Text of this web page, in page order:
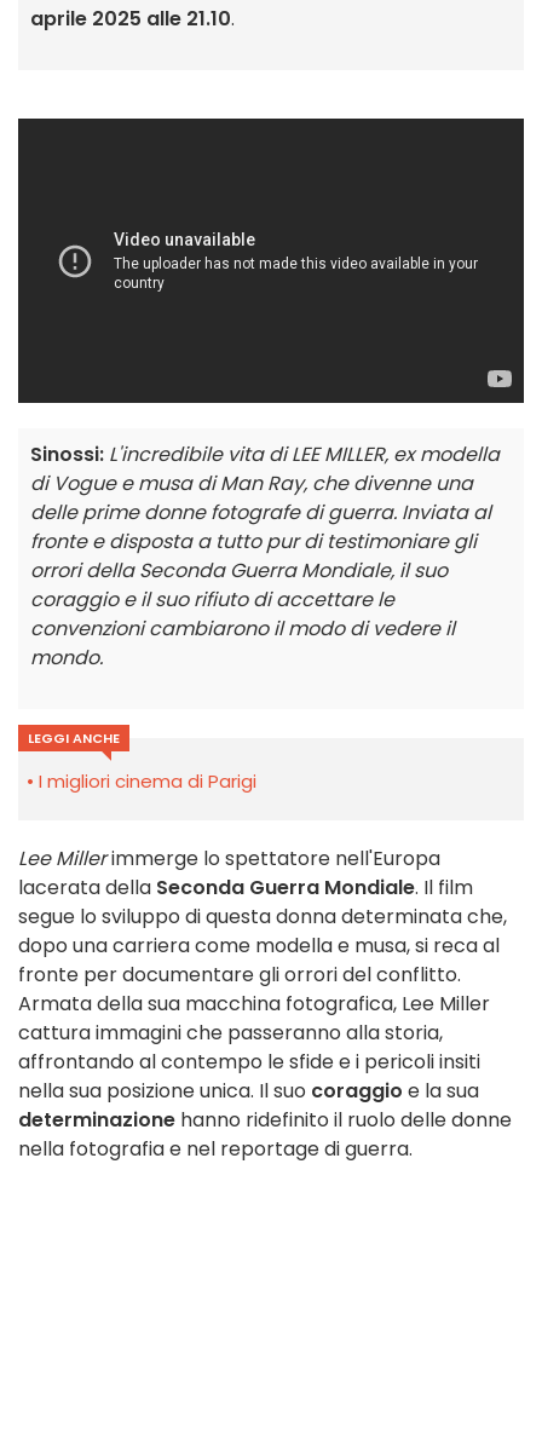
aprile 2025 alle 21.10.
Sinossi: L'incredibile vita di LEE MILLER, ex modella
di Vogue e musa di Man Ray, che divenne una
delle prime donne fotografe di guerra. Inviata al
fronte e disposta a tutto pur di testimoniare gli
orrori della Seconda Guerra Mondiale, il suo
coraggio e il suo rifiuto di accettare le
convenzioni cambiarono il modo di vedere il
mondo.
LEGGI ANCHE
I migliori cinema di Parigi
Lee Millerimmerge lo spettatore nell'Europa
lacerata della Seconda Guerra Mondiale. Il film
segue lo sviluppo di questa donna determinata che,
dopo una carriera come modella e musa, si reca al
fronte per documentare gli orrori del conflitto.
Armata della sua macchina fotografica, Lee Miller
cattura immagini che passeranno alla storia,
affrontando al contempo le sfide e i pericoli insiti
nella sua posizione unica. Il suo coraggio e la sua
determinazione hanno ridefinito il ruolo delle donne
nella fotografia e nel reportage di guerra.